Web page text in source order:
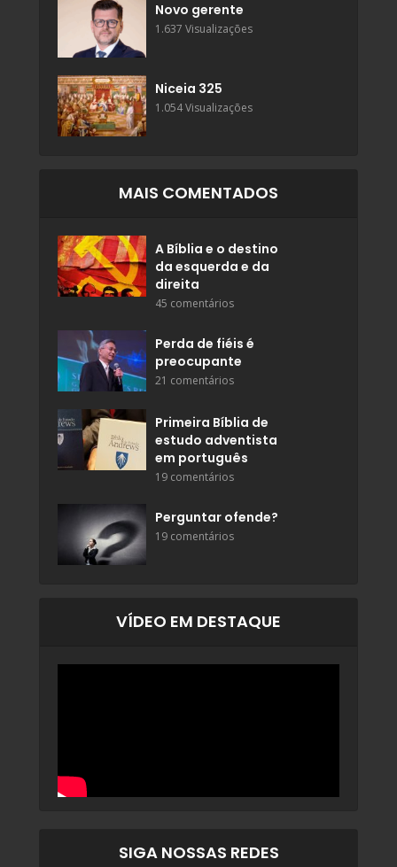
Novo gerente
1.637 Visualizações
Niceia 325
1.054 Visualizações
MAIS COMENTADOS
A Bíblia e o destino
da esquerda e da
direita
45 comentários
Perda de fiéis é
preocupante
21 comentários
Primeira Bíblia de
estudo adventista
em português
19 comentários
Perguntar ofende?
19 comentários
VÍDEO EM DESTAQUE
SIGA NOSSAS REDES